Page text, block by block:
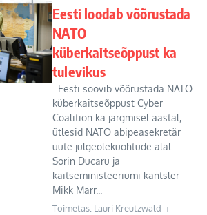
Eesti loodab võõrustada
NATO
küberkaitseõppust ka
tulevikus
Eesti soovib võõrustada NATO
küberkaitseõppust Cyber
Coalition ka järgmisel aastal,
ütlesid NATO abipeasekretär
uute julgeolekuohtude alal
Sorin Ducaru ja
kaitseministeeriumi kantsler
Mikk Marr...
Toimetas: Lauri Kreutzwald